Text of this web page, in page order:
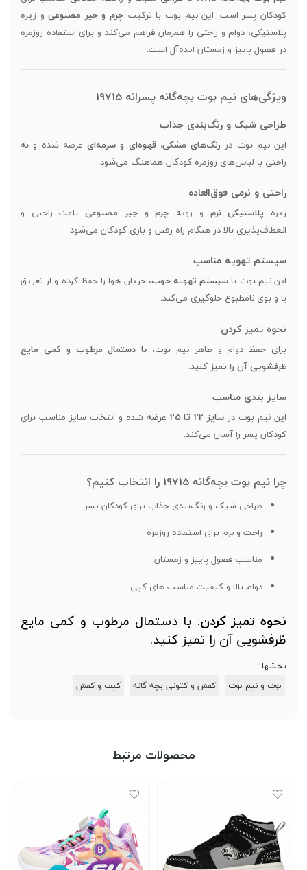
کودکان پسر است. این نیم بوت با ترکیب چرم و جیر مصنوعیو زیره
پلاستیکی، دوام و راحتی را همزمان فراهم می‌کند و برای استفاده روزمره
در فصول پاییز و زمستان ایده‌آل است.
ویژگی‌های نیم بوت بچه‌گانه پسرانه 19715
طراحی شیک و رنگ‌بندی جذاب
این نیم بوت در رنگ‌های مشکی، قهوه‌ای و سرمه‌ای عرضه شده و به
راحتی با لباس‌های روزمره کودکان هماهنگ می‌شود.
راحتی و نرمی فوق‌العاده
زیره پلاستیکی نرم و رویه چرم و جیر مصنوعیباعث راحتی و
انعطاف‌پذیری بالا در هنگام راه رفتن و بازی کودکان می‌شود.
سیستم تهویه مناسب
این نیم بوت با سیستم تهویه خوب، جریان هوا را حفظ کرده و از تعریق
پا و بوی نامطبوع جلوگیری می‌کند.
نحوه تمیز کردن
برای حفظ دوام و ظاهر نیم بوت، با دستمال مرطوب و کمی مایع
ظرفشویی آن را تمیز کنید.
سایز بندی مناسب
این نیم بوت در سایز 22 تا 25
عرضه شده و انتخاب سایز مناسب برای
کودکان پسر را آسان می‌کند.
چرا نیم بوت بچه‌گانه 19715 را انتخاب کنیم؟
طراحی شیک و رنگ‌بندی جذاب برای کودکان پسر
راحت و نرم برای استفاده روزمره
مناسب فصول پاییز و زمستان
دوام بالا و کیفیت مناسب های کپی
نحوه تمیز کردن: با دستمال مرطوب و کمی مایع
ظرفشویی آن را تمیز کنید.
بخشها :
بوت و نیم بوت کفش و کتونی بچه گانه کیف و کفش
محصولات مرتبط